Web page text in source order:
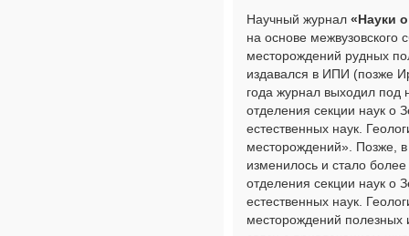
Научный журнал «Науки
на основе межвузовского
месторождений рудных
издавался в ИПИ (позже
года журнал выходил под
отделения секции наук о
естественных наук.
месторождений». Позже,
изменилось и стало
отделения секции наук о
естественных наук.
месторождений полезных